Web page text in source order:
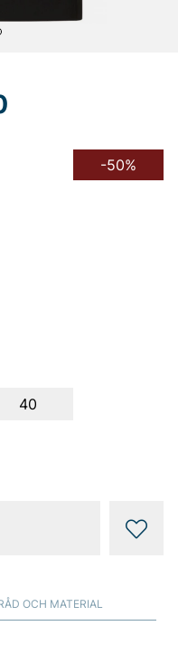
-50%
40
OCH MATERIAL